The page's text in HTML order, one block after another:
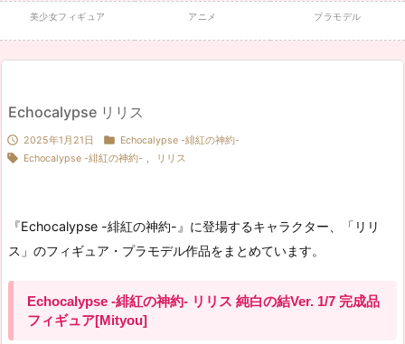
美少女フィギュア アニメ プラモデル
Echocalypse リリス
 2025年1月21日  Echocalypse -緋紅の神約-
 Echocalypse -緋紅の神約- , リリス
『Echocalypse -緋紅の神約-』に登場するキャラクター、「リリ
ス」のフィギュア・プラモデル作品をまとめています。
Echocalypse -緋紅の神約- リリス 純白の結Ver. 1/7 完成品
フィギュア[Mityou]